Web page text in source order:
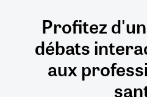
Profitez
débats
aux